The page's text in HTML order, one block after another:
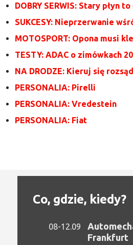
DOBRY SERWIS: Stary płyn
SUKCESY: Nieprzerwanie
MOTOSPORT: Opona musi
TESTY: ADAC o zimówkach
NA DRODZE: Kieruj się
PERSONALIA: Pirelli
PERSONALIA: Vredestein
PERSONALIA: Fiat
Co, gdzie, kiedy?
08-12.09
Frankfurt